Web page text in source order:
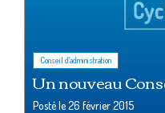
Conseil d'administration
Un nouveau
Posté le26 février 2015